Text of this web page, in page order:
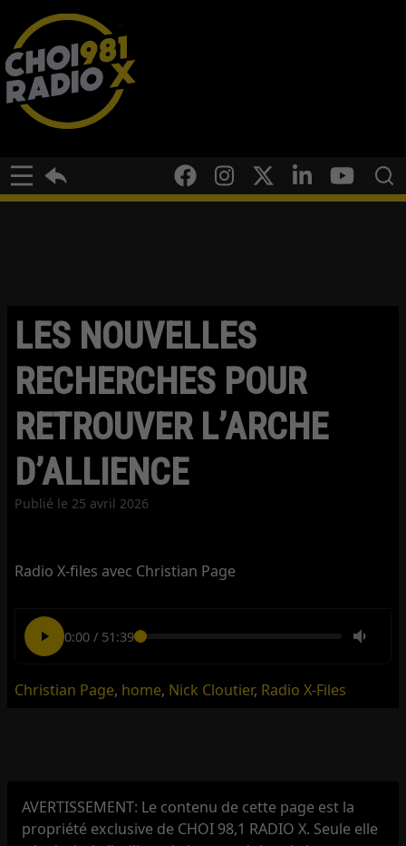
LES NOUVELLES
RECHERCHES POUR
RETROUVER L’ARCHE
D’ALLIENCE
Publié le 25 avril 2026
Radio X-files avec Christian Page
0:00/ 51:39
Christian Page, home, Nick Cloutier, Radio X-Files
AVERTISSEMENT: Le contenu de cette page est la
propriété exclusive de CHOI 98,1 RADIO X. Seule elle